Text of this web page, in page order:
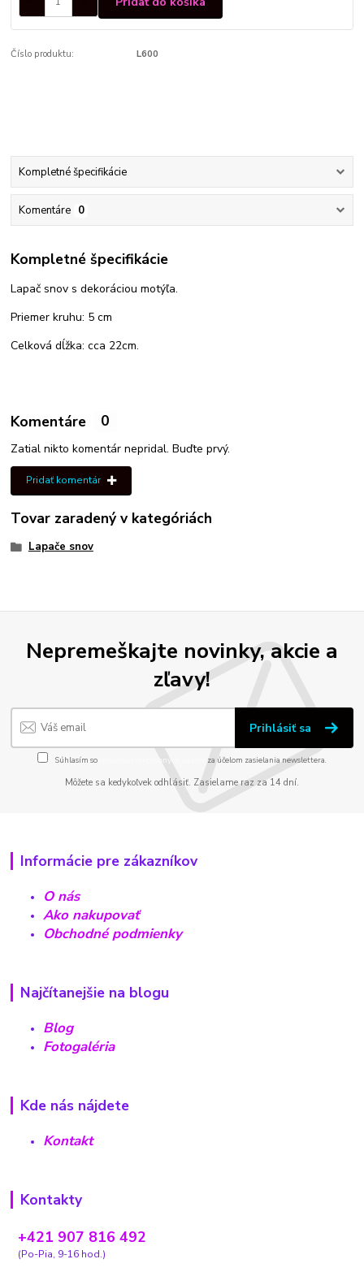
Číslo produktu: L600
Kompletné špecifikácie
Komentáre 0
Kompletné špecifikácie
Lapač snov s dekoráciou motýľa.
Priemer kruhu: 5 cm
Celková dĺžka: cca 22cm.
Komentáre 0
Zatial nikto komentár nepridal. Buďte prvý.
Pridať komentár
Tovar zaradený v kategóriách
Lapače snov
Nepremeškajte novinky, akcie a
zľavy!
Prihlásiť sa
Súhlasím so spracovaním osobných údajov za účelom zasielania newslettera.
Môžete sa kedykoľvek odhlásiť. Zasielame raz za 14 dní.
Informácie pre zákazníkov
O nás
Ako nakupovať
Obchodné podmienky
Najčítanejšie na blogu
Blog
Fotogaléria
Kde nás nájdete
Kontakt
Kontakty
+421 907 816 492
(Po-Pia, 9-16 hod.)